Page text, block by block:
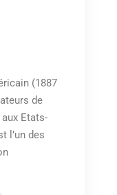
(1887
de
Etats-
l’un des